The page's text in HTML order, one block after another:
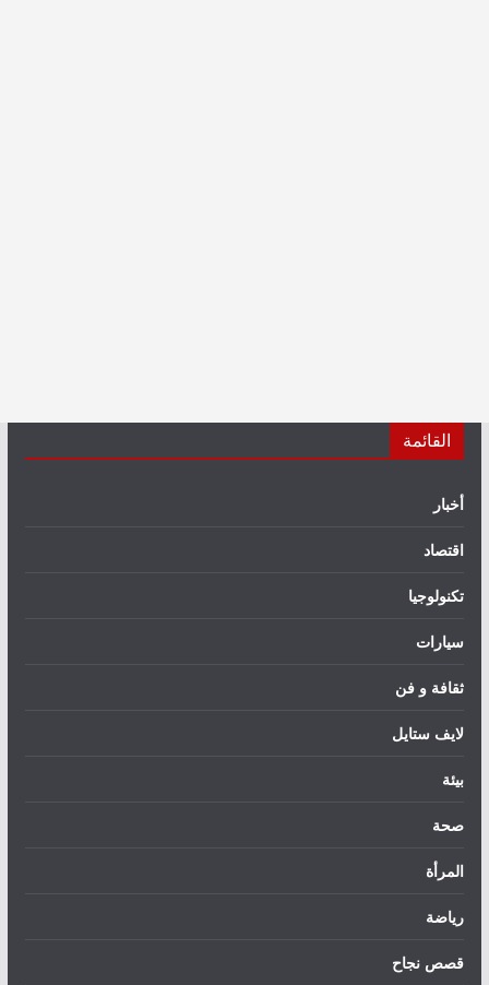
القائمة
أخبار
اقتصاد
تكنولوجيا
سيارات
ثقافة و فن
لايف ستايل
بيئة
صحة
المرأة
رياضة
قصص نجاح